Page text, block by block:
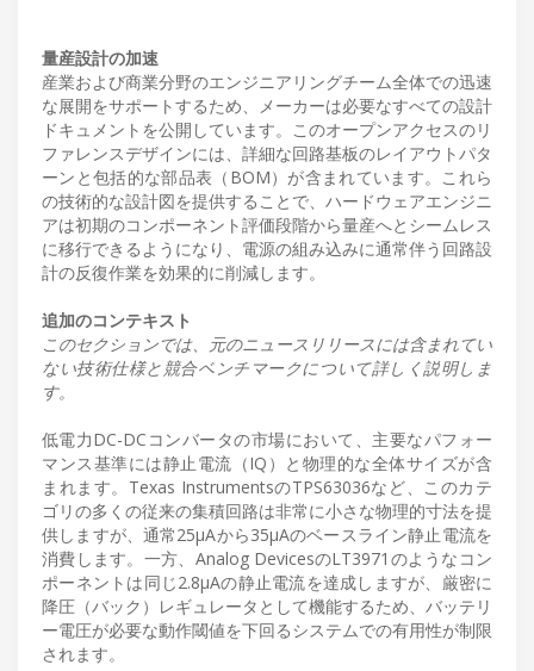
量産設計の加速
産業および商業分野のエンジニアリングチーム全体での迅速
な展開をサポートするため、メーカーは必要なすべての設計
ドキュメントを公開しています。このオープンアクセスのリ
ファレンスデザインには、詳細な回路基板のレイアウトパタ
ーンと包括的な部品表（BOM）が含まれています。これら
の技術的な設計図を提供することで、ハードウェアエンジニ
アは初期のコンポーネント評価段階から量産へとシームレス
に移行できるようになり、電源の組み込みに通常伴う回路設
計の反復作業を効果的に削減します。
追加のコンテキスト
このセクションでは、元のニュースリリースには含まれてい
ない技術仕様と競合ベンチマークについて詳しく説明しま
す。
低電力DC-DCコンバータの市場において、主要なパフォー
マンス基準には静止電流（IQ）と物理的な全体サイズが含
まれます。Texas InstrumentsのTPS63036など、このカテ
ゴリの多くの従来の集積回路は非常に小さな物理的寸法を提
供しますが、通常25µAから35µAのベースライン静止電流を
消費します。一方、Analog DevicesのLT3971のようなコン
ポーネントは同じ2.8µAの静止電流を達成しますが、厳密に
降圧（バック）レギュレータとして機能するため、バッテリ
ー電圧が必要な動作閾値を下回るシステムでの有用性が制限
されます。